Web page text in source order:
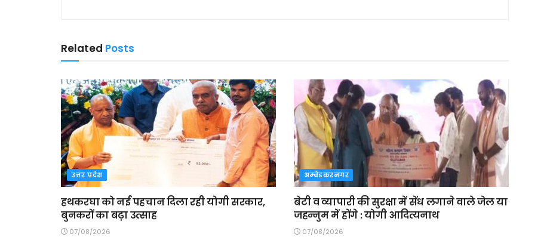
Related Posts
उत्तर प्रदेश
हथकरघा को नई पहचान दिला रही योगी सरकार,
बुनकरों का बढ़ा उत्साह
07/08/2026
अम्बेडकरनगर
बेटी व व्यापारी की सुरक्षा में सेंध लगाने वाले जेल या
जहन्नुम में होंगे : योगी आदित्यनाथ
07/08/2026